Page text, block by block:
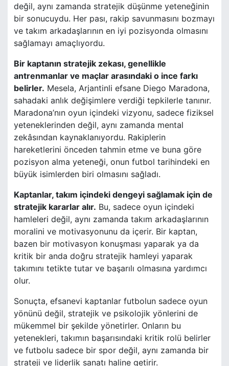
değil, aynı zamanda stratejik düşünme yeteneğinin
bir sonucuydu. Her pası, rakip savunmasını bozmayı
ve takım arkadaşlarının en iyi pozisyonda olmasını
sağlamayı amaçlıyordu.
Bir kaptanın stratejik zekası, genellikle
antrenmanlar ve maçlar arasındaki o ince farkı
belirler. Mesela, Arjantinli efsane Diego Maradona,
sahadaki anlık değişimlere verdiği tepkilerle tanınır.
Maradona’nın oyun içindeki vizyonu, sadece fiziksel
yeteneklerinden değil, aynı zamanda mental
zekâsından kaynaklanıyordu. Rakiplerin
hareketlerini önceden tahmin etme ve buna göre
pozisyon alma yeteneği, onun futbol tarihindeki en
büyük isimlerden biri olmasını sağladı.
Kaptanlar, takım içindeki dengeyi sağlamak için de
stratejik kararlar alır. Bu, sadece oyun içindeki
hamleleri değil, aynı zamanda takım arkadaşlarının
moralini ve motivasyonunu da içerir. Bir kaptan,
bazen bir motivasyon konuşması yaparak ya da
kritik bir anda doğru stratejik hamleyi yaparak
takımını tetikte tutar ve başarılı olmasına yardımcı
olur.
Sonuçta, efsanevi kaptanlar futbolun sadece oyun
yönünü değil, stratejik ve psikolojik yönlerini de
mükemmel bir şekilde yönetirler. Onların bu
yetenekleri, takımın başarısındaki kritik rolü belirler
ve futbolu sadece bir spor değil, aynı zamanda bir
strateji ve liderlik sanatı haline getirir.